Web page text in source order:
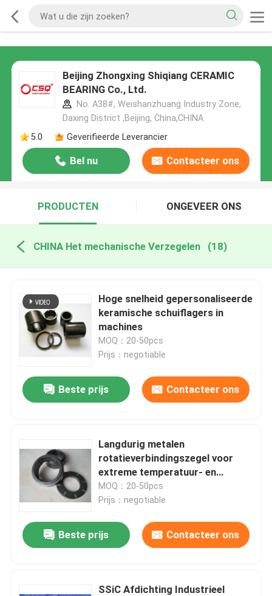
Beijing Zhongxing Shiqiang CERAMIC
BEARING Co., Ltd.
No. A38#, Weishanzhuang Industry Zone,
Daxing District ,Beijing, China,CHINA
5.0
Geverifieerde Leverancier
Bel nu Contacteer ons
PRODUCTEN ONGEVEER ONS
CHINA Het mechanische Verzegelen (18)
Hoge snelheid gepersonaliseerde
keramische schuiflagers in
machines
MOQ：20-50pcs
Prijs：negotiable
Beste prijs Contacteer ons
Langdurig metalen
rotatieverbindingszegel voor
extreme temperatuur- en
drukomgevingen
MOQ：20-50pcs
Prijs：negotiable
Beste prijs Contacteer ons
SSiC Afdichting Industrieel